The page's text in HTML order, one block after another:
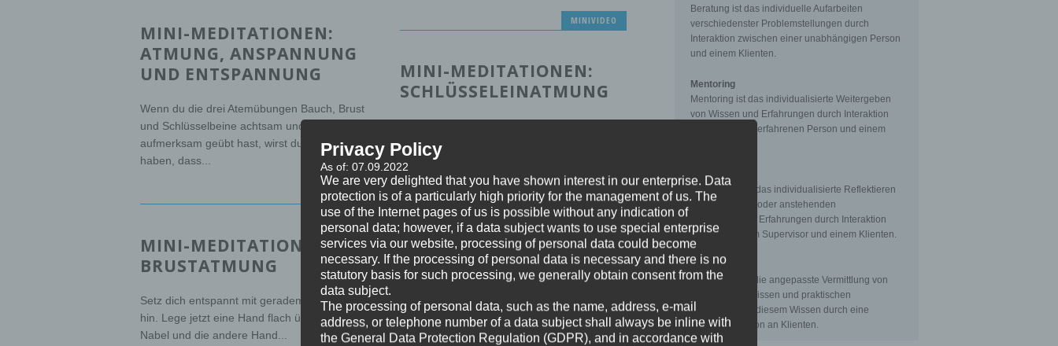
MINIVIDEO
MINI-MEDITATIONEN:
ATMUNG, ANSPANNUNG
UND ENTSPANNUNG
Wenn du die drei Atemübungen Bauch, Brust
und Schlüsselbeine achtsam und
aufmerksam geübt hast, wirst du gefühlt
haben, dass...
MINIVIDEO
MINI-MEDITATIONEN:
SCHLÜSSELEINATMUNG
hin. Lege jetzt eine Hand flach über deinen
Nabel und die andere Hand...
MINIVIDEO
MINI-MEDITATIONEN:
BRUSTATMUNG
Setz dich entspannt mit geradem Rücken
hin. Lege jetzt eine Hand flach über deinen
Nabel und die andere Hand...
MINI-MEDITATIONEN:
BAUCHATMUNG
Setz dich entspannt mit geradem Rücken
hin. Lege jetzt eine Hand flach über deinen
Nabel und die andere Hand...
Beratung ist das individuelle Aufarbeiten
verschiedenster Problemstellungen durch
Interaktion zwischen einer unabhängigen Person
und einem Klienten.
Mentoring
Mentoring ist das individualisierte Weitergeben
von Wissen und Erfahrungen durch Interaktion
zwischen einer erfahrenen Person und einem
Supervision
Supervision ist das individualisierte Reflektieren
der gemachten oder anstehenden
professionellen Erfahrungen durch Interaktion
zwischen einem Supervisor und einem Klienten.
Ausbildung
Ausbildung ist die angepasste Vermittlung von
allgemeinem Wissen und praktischen
Fertigkeiten zu diesem Wissen durch eine
erfahrene Person an Klienten.
Privacy Policy
As of: 07.09.2022
We are very delighted that you have shown interest in our enterprise. Data
protection is of a particularly high priority for the management of us. The
use of the Internet pages of us is possible without any indication of
personal data; however, if a data subject wants to use special enterprise
services via our website, processing of personal data could become
necessary. If the processing of personal data is necessary and there is no
statutory basis for such processing, we generally obtain consent from the
data subject.
The processing of personal data, such as the name, address, e-mail
address, or telephone number of a data subject shall always be inline with
the General Data Protection Regulation (GDPR), and in accordance with